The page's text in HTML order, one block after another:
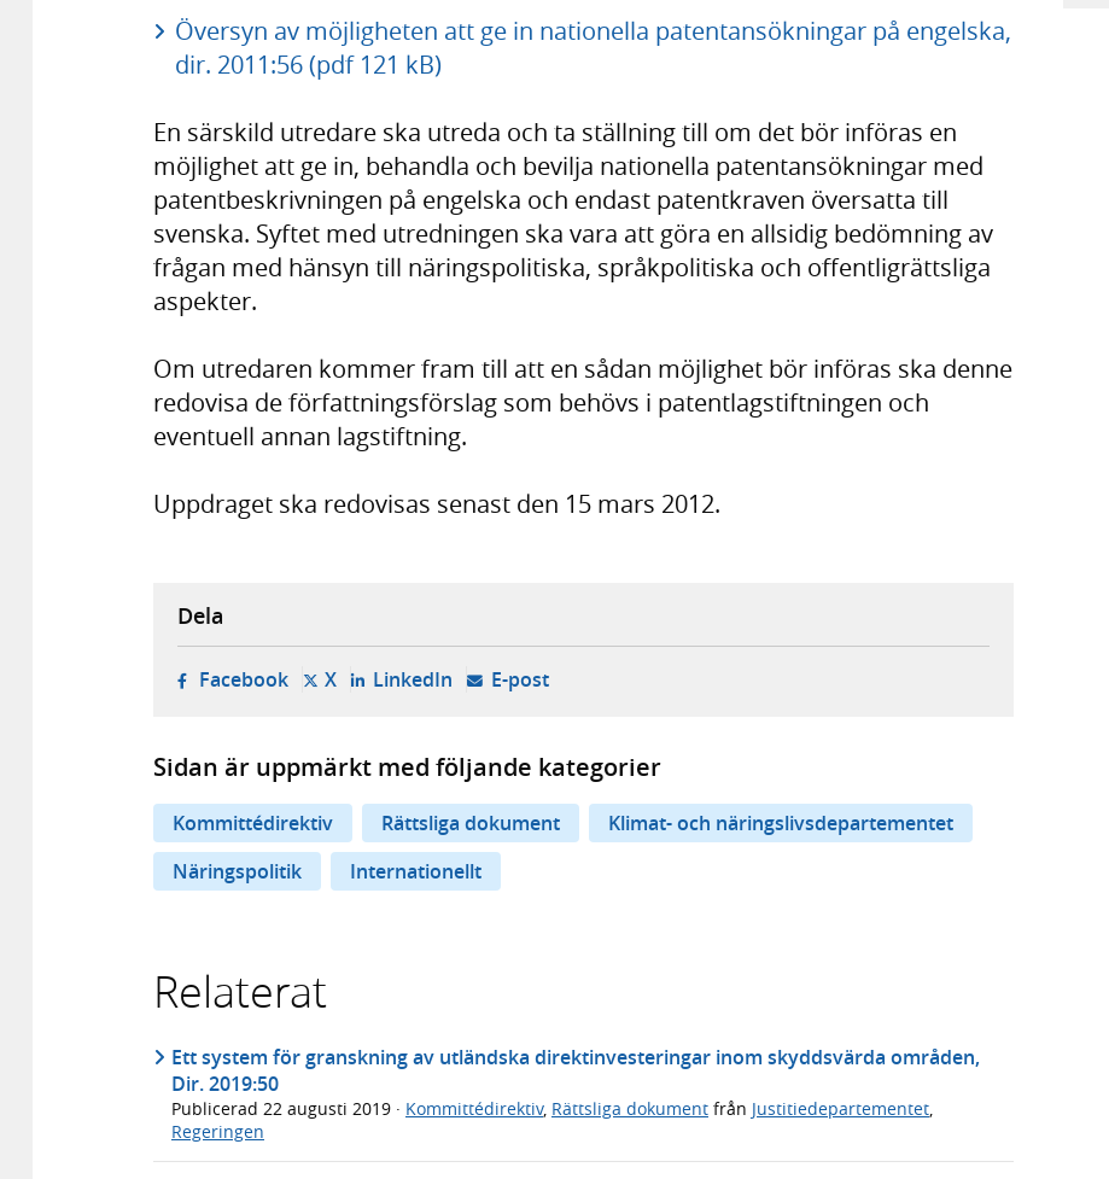
Översyn av möjligheten att ge in nationella patentansökningar på engelska,
dir. 2011:56 (pdf 121 kB)
En särskild utredare ska utreda och ta ställning till om det bör införas en
möjlighet att ge in, behandla och bevilja nationella patentansökningar med
patentbeskrivningen på engelska och endast patentkraven översatta till
svenska. Syftet med utredningen ska vara att göra en allsidig bedömning av
frågan med hänsyn till näringspolitiska, språkpolitiska och offentligrättsliga
aspekter.
Om utredaren kommer fram till att en sådan möjlighet bör införas ska denne
redovisa de författningsförslag som behövs i patentlagstiftningen och
eventuell annan lagstiftning.
Uppdraget ska redovisas senast den 15 mars 2012.
Dela
Facebook- öppnas i ny flik, extern webbplats,
X- öppnas i ny flik, extern webbplats,
LinkedIn- öppnas i ny flik, extern webbplats,
E-post- öppnar din e-postklient,
Sidan är uppmärkt med följande kategorier
Kommittédirektiv Rättsliga dokument
Klimat- och näringslivsdepartementet
Näringspolitik
Internationellt
Relaterat
Ett system för granskning av utländska direktinvesteringar inom skyddsvärda områden,
Dir. 2019:50
Publicerad 22 augusti 2019 · Kommittédirektiv, Rättsliga dokument från Justitiedepartementet
Regeringen